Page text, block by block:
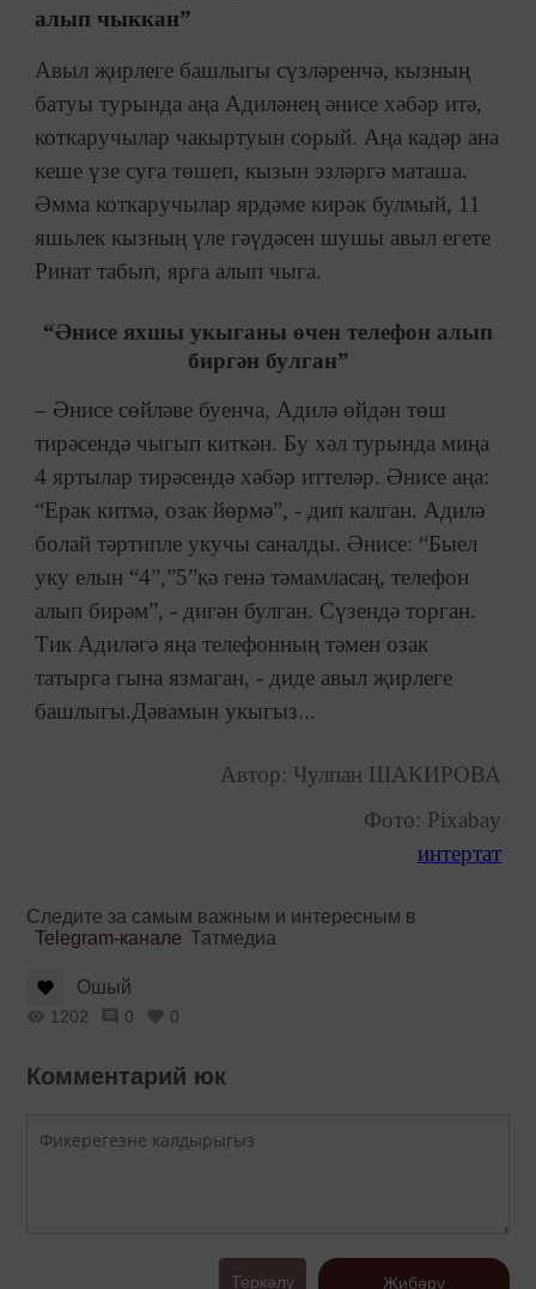
алып чыккан”
Авыл җирлеге башлыгы сүзләренчә, кызның
батуы турында аңа Адиләнең әнисе хәбәр итә,
коткаручылар чакыртуын сорый. Аңа кадәр ана
кеше үзе суга төшеп, кызын эзләргә маташа.
Әмма коткаручылар ярдәме кирәк булмый, 11
яшьлек кызның үле гәүдәсен шушы авыл егете
Ринат табып, ярга алып чыга.
“Әнисе яхшы укыганы өчен телефон алып
биргән булган”
– Әнисе сөйләве буенча, Адилә өйдән төш
тирәсендә чыгып киткән. Бу хәл турында миңа
4 яртылар тирәсендә хәбәр иттеләр. Әнисе аңа:
“Ерак китмә, озак йөрмә”, - дип калган. Адилә
болай тәртипле укучы саналды. Әнисе: “Быел
уку елын “4”,”5”кә генә тәмамласаң, телефон
алып бирәм”, - дигән булган. Сүзендә торган.
Тик Адиләгә яңа телефонның тәмен озак
татырга гына язмаган, - диде авыл җирлеге
башлыгы.Дәвамын укыгыз...
Автор: Чулпан ШАКИРОВА
Фото: Pixabay
интертат
Следите за самым важным и интересным в
Telegram-канале Татмедиа
Ошый
1202 0 0
Комментарий юк
Теркәлү Җибәрү